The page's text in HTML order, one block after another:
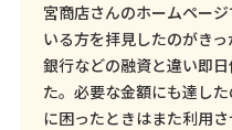
宮商店さんのホームペー
いる方を拝見したのがきっ
銀行などの融資と違い即
た。必要な金額にも達し
に困ったときはまた利用さ